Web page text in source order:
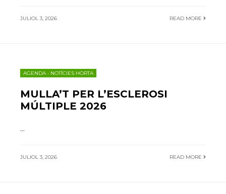
JULIOL 3, 2026 READ MORE
AGENDA • NOTÍCIES HORTA
MULLA’T PER L’ESCLEROSI
MÚLTIPLE 2026
...
JULIOL 3, 2026 READ MORE